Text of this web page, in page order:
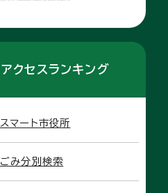
アクセスランキング
スマート市役所
ごみ分別検索